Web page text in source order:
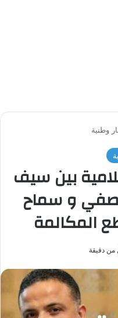
وطنية
بين سيف
و سماح
المكالمة
من دقيقة